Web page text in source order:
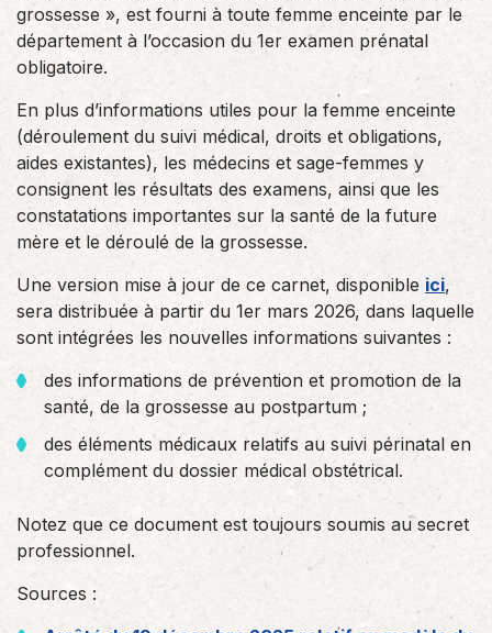
grossesse », est fourni à toute femme enceinte par le
département à l’occasion du 1er examen prénatal
obligatoire.
En plus d’informations utiles pour la femme enceinte
(déroulement du suivi médical, droits et obligations,
aides existantes), les médecins et sage-femmes y
consignent les résultats des examens, ainsi que les
constatations importantes sur la santé de la future
mère et le déroulé de la grossesse.
Une version mise à jour de ce carnet, disponible ici,
sera distribuée à partir du 1er mars 2026, dans laquelle
sont intégrées les nouvelles informations suivantes :
des informations de prévention et promotion de la
santé, de la grossesse au postpartum ;
des éléments médicaux relatifs au suivi périnatal en
complément du dossier médical obstétrical.
Notez que ce document est toujours soumis au secret
professionnel.
Sources :